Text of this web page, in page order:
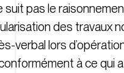
suit pas le
des travaux
verbal lors
à ce qui